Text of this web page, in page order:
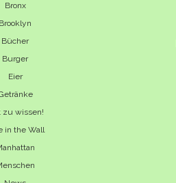
Bronx
Brooklyn
Bücher
Burger
Eier
zu wissen!
in the Wall